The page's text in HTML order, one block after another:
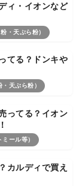
ィ・イオンなど
・天ぷら粉）
てる？ドンキや
天ぷら粉）
ってる？イオン
ール等）
カルディで買え